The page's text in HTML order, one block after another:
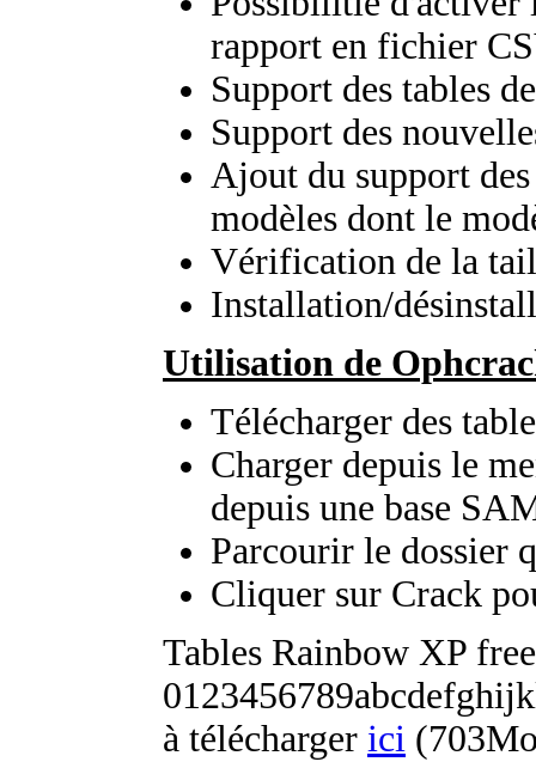
rapport en fichier
Support des tables
Support des
Ajout du support
modèles dont le
Vérification de la
Installation/
Utilisation de
Télécharger des
Charger depuis le
depuis une base
Parcourir le dossier
Cliquer sur Crack
Tables Rainbow XP
à télécharger ici